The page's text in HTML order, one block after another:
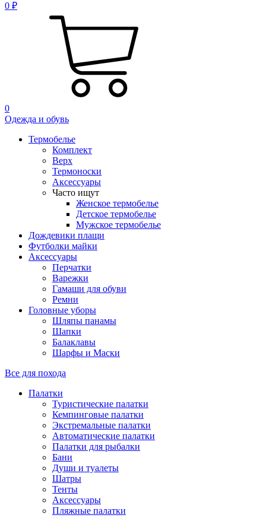
0 ₽
0
Одежда и обувь
Термобелье
Комплект
Верх
Термоноски
Аксессуары
Часто ищут
Женское термобелье
Детское термобелье
Мужское термобелье
Дождевики плащи
Футболки майки
Аксессуары
Перчатки
Варежки
Гамаши для обуви
Ремни
Головные уборы
Шляпы панамы
Шапки
Балаклавы
Шарфы и Маски
Все для похода
Палатки
Туристические палатки
Кемпинговые палатки
Экстремальные палатки
Автоматические палатки
Палатки для рыбалки
Бани
Души и туалеты
Шатры
Тенты
Аксессуары
Пляжные палатки